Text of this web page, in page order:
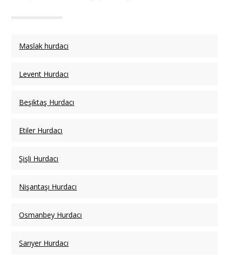
Maslak hurdacı
Levent Hurdacı
Beşiktaş Hurdacı
Etiler Hurdacı
Şişli Hurdacı
Nişantaşı Hurdacı
Osmanbey Hurdacı
Sarıyer Hurdacı